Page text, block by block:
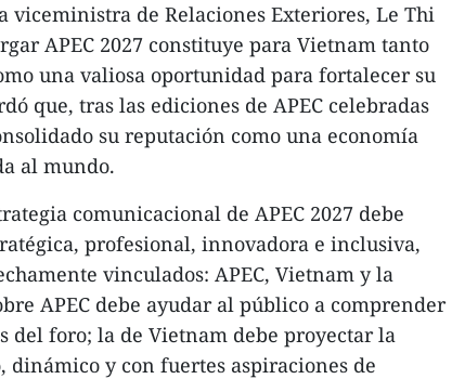
de Relaciones Exteriores, Le Thi
APEC 2027 constituye para Vietnam tanto
una valiosa oportunidad para fortalecer su
que, tras las ediciones de APEC celebradas
su reputación como una economía
al mundo.
comunicacional de APEC 2027 debe
profesional, innovadora e inclusiva,
vinculados: APEC, Vietnam y la
APEC debe ayudar al público a comprender
del foro; la de Vietnam debe proyectar la
dinámico y con fuertes aspiraciones de